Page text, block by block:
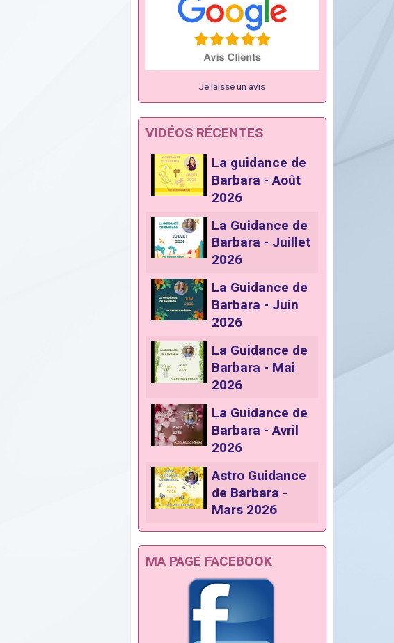
Je laisse un avis
VIDÉOS RÉCENTES
La guidance de
Barbara - Août
2026
La Guidance de
Barbara - Juillet
2026
La Guidance de
Barbara - Juin
2026
La Guidance de
Barbara - Mai
2026
La Guidance de
Barbara - Avril
2026
Astro Guidance
de Barbara -
Mars 2026
MA PAGE FACEBOOK